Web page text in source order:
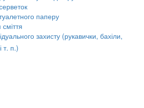
паперу
захисту (рукавички, бахіли,
т. п.)